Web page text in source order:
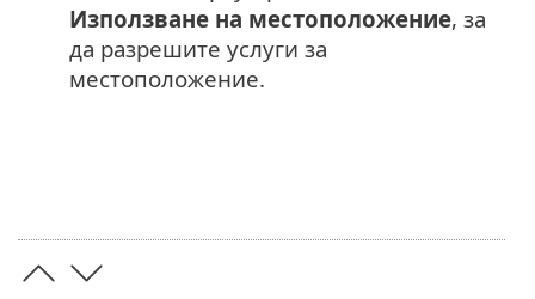
Използване на местоположение, за
да разрешите услуги за
местоположение.